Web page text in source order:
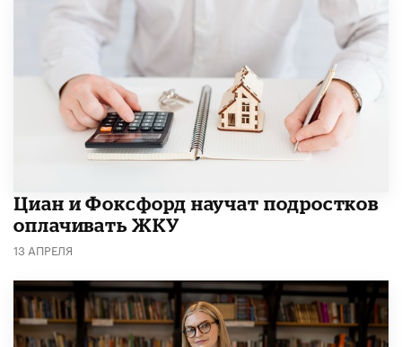
Циан и Фоксфорд научат подростков
оплачивать ЖКУ
13 АПРЕЛЯ